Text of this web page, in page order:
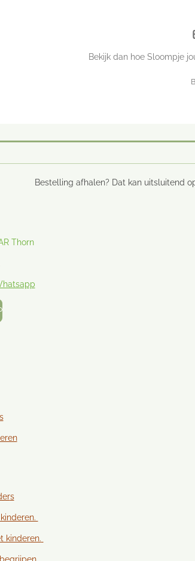
Bekijk dan hoe Sloompje
Bestelling afhalen? Dat kan uitsluitend
Thorn
s
kinderen.